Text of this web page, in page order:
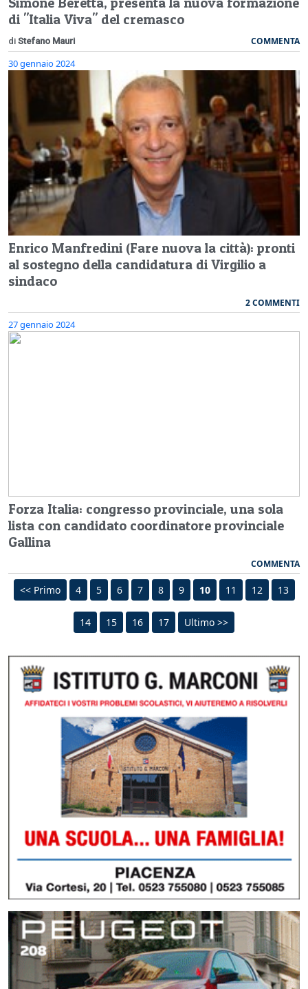
di "Italia Viva" del cremasco
di Stefano Mauri COMMENTA
30 gennaio 2024
Enrico Manfredini (Fare nuova la città): pronti
al sostegno della candidatura di Virgilio a
sindaco
2 COMMENTI
27 gennaio 2024
Forza Italia: congresso provinciale, una sola
lista con candidato coordinatore provinciale
Gallina
COMMENTA
<< Primo 4 5 6 7 8 9 10 11 12 13
14 15 16 17 Ultimo >>